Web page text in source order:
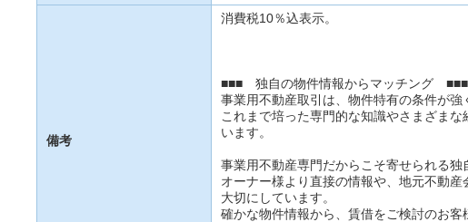
備考
消費税10％込表示。
■■■ 独自の物件情報からマッチング ■■■
事業用不動産取引は、物件特有の条件が強
これまで培った専門的な知識やさまざま
います。
事業用不動産専門だからこそ寄せられる独
オーナー様より直接の情報や、地元不動
大切にしています。
確かな物件情報から、賃借をご検討のお客